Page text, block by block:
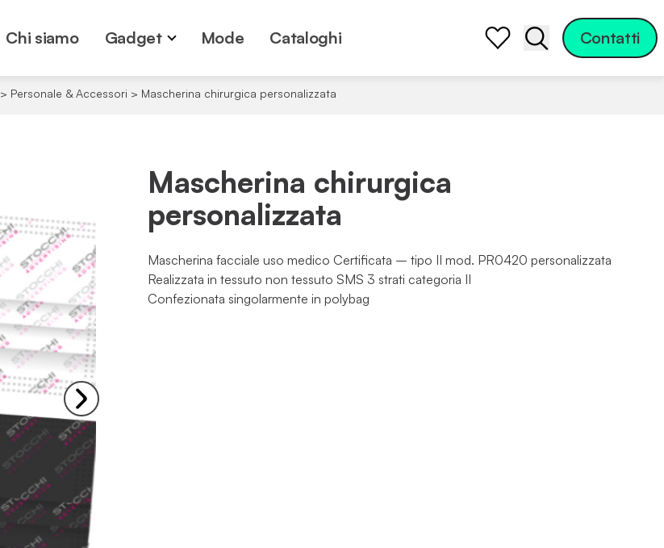
Chi siamo Gadget Mode
Cataloghi
Apri la barra di
Contatti
> Personale & Accessori > Mascherina chirurgica personalizzata
Mascherina chirurgica
personalizzata
Mascherina facciale uso medico Certificata – tipo II mod. PR0420 personalizzata
Realizzata in tessuto non tessuto SMS 3 strati categoria II
Confezionata singolarmente in polybag